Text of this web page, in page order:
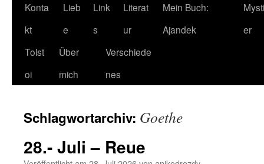
Konta
kt
Lieb
e
Link
s
Literat
ur
Mein Buch:
Ajandek
er
Tolst
oi
Über
mich
Verschiede
nes
Schlagwortarchiv: Goethe
28.- Juli – Reue